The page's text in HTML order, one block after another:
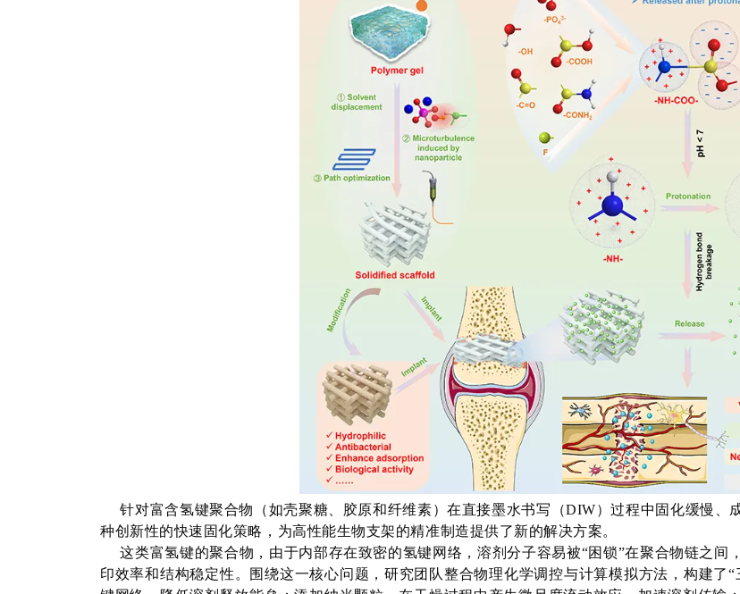
针对富含氢键聚合物（如壳聚糖、胶原和纤维素）在直接墨水书写（DIW）过程中固化缓慢、
种创新性的快速固化策略，为高性能生物支架的精准制造提供了新的解决方案。
这类富氢键的聚合物，由于内部存在致密的氢键网络，溶剂分子容易被“困锁”在聚合物链之
印效率和结构稳定性。围绕这一核心问题，研究团队整合物理化学调控与计算模拟方法，构建了